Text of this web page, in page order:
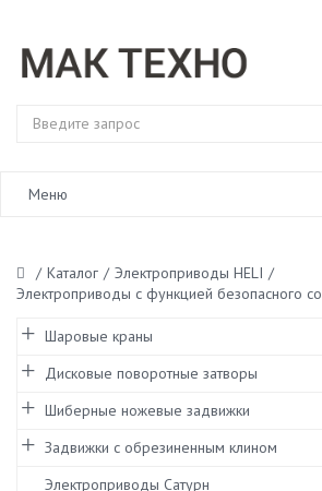
Меню
/ Каталог / Электроприводы HELI /
Электроприводы с функцией безопасного
Шаровые краны
Дисковые поворотные затворы
Шиберные ножевые задвижки
Задвижки с обрезиненным клином
Электроприводы Сатурн